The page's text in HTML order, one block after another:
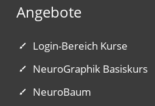
Angebote
Login-Bereich Kurse
NeuroGraphik Basiskurs
NeuroBaum